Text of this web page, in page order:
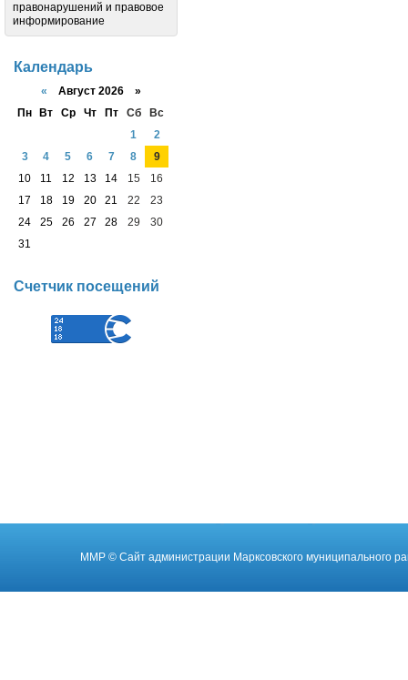
правонарушений и правовое
информирование
Календарь
« Август 2026 »
Пн
Вт Ср Чт Пт Сб
Вс
1
2
3
4 5 6 7 8
9
10
11 12 13 14 15
16
17
18 19 20 21 22
23
24
25 26 27 28 29
30
31
Счетчик посещений
ММР © Cайт администрации Марксовского муниципального